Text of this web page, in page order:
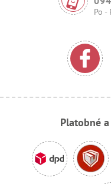
Po -
Platobné